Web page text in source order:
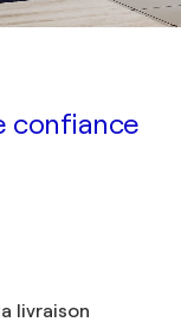
confiance
livraison